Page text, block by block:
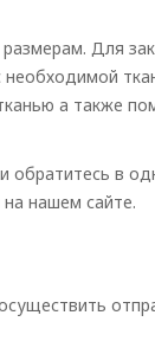
Для
необходимой
а также
обратитесь в
нашем сайте.